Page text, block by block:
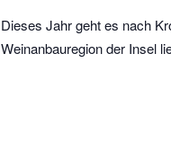
Dieses Jahr geht es nach
Weinanbauregion der Insel